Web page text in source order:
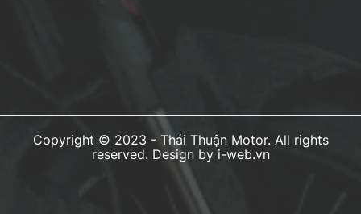
Copyright © 2023 - Thái Thuận Motor. All rights
reserved. Design by i-web.vn